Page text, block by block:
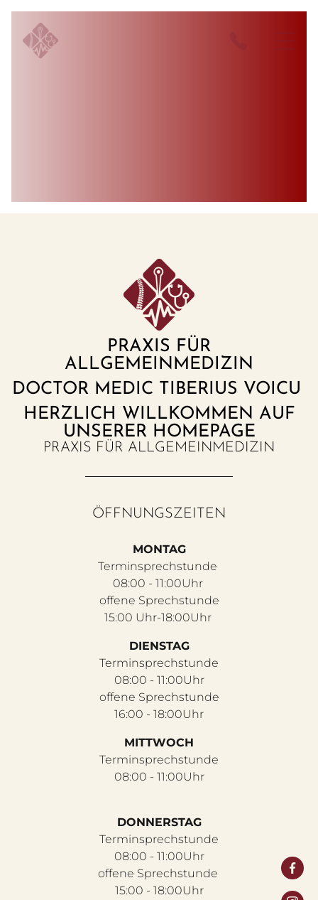
PRAXIS FÜR
ALLGEMEINMEDIZIN
DOCTOR MEDIC TIBERIUS VOICU
HERZLICH WILLKOMMEN AUF
UNSERER HOMEPAGE
PRAXIS FÜR ALLGEMEINMEDIZIN
ÖFFNUNGSZEITEN
MONTAG
Terminsprechstunde
08:00 - 11:00Uhr
offene Sprechstunde
15:00 Uhr-18:00Uhr
DIENSTAG
Terminsprechstunde
08:00 - 11:00Uhr
offene Sprechstunde
16:00 - 18:00Uhr
MITTWOCH
Terminsprechstunde
08:00 - 11:00Uhr
DONNERSTAG
Terminsprechstunde
08:00 - 11:00Uhr
offene Sprechstunde
15:00 - 18:00Uhr